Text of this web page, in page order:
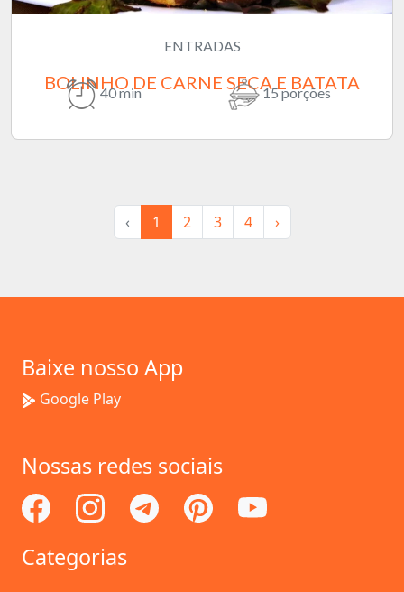
ENTRADAS
BOLINHO DE CARNE SECA E BATATA
40 min 15 porções
‹ 1 2 3 4 ›
Baixe nosso App
Google Play
Nossas redes sociais
Categorias